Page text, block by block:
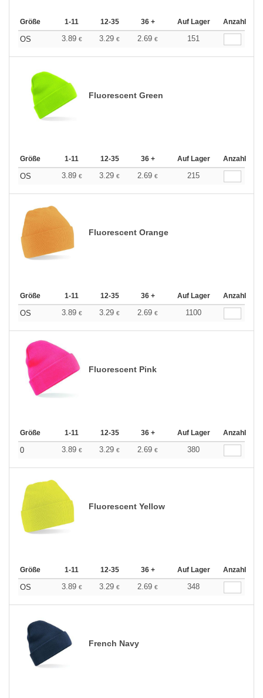
Größe 1-11 12-35 36 + Auf Lager Anzahl
OS 3.89 € 3.29 € 2.69 € 151
Fluorescent Green
Größe 1-11 12-35 36 + Auf Lager Anzahl
OS 3.89 € 3.29 € 2.69 € 215
Fluorescent Orange
Größe 1-11 12-35 36 + Auf Lager Anzahl
OS 3.89 € 3.29 € 2.69 € 1100
Fluorescent Pink
Größe 1-11 12-35 36 + Auf Lager Anzahl
0 3.89 € 3.29 € 2.69 € 380
Fluorescent Yellow
Größe 1-11 12-35 36 + Auf Lager Anzahl
OS 3.89 € 3.29 € 2.69 € 348
French Navy